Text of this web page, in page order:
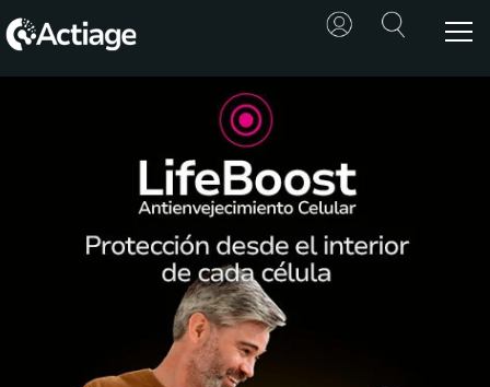
TRATAMIENTOS